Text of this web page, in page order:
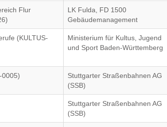
Flur
LK Fulda, FD 1500
Gebäudemanagement
(KULTUS-
Ministerium für Kultus, Jugend
und Sport Baden-Württemberg
0005)
Stuttgarter Straßenbahnen AG
(SSB)
Stuttgarter Straßenbahnen AG
(SSB)